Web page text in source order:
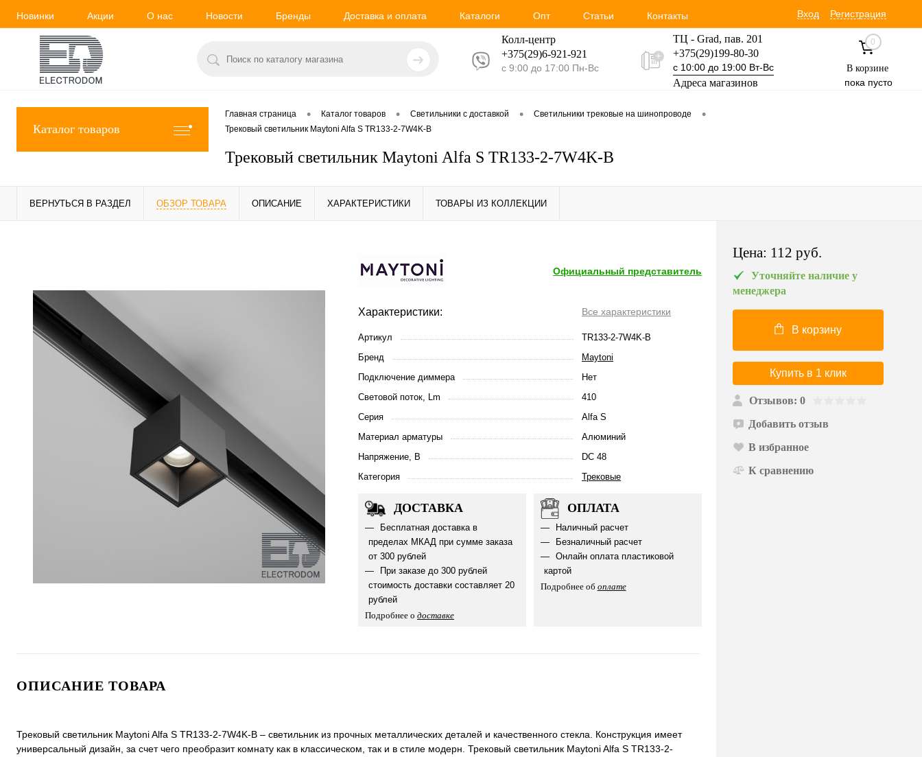
Новинки Акции О нас Новости Бренды Доставка и оплата Каталоги Опт Статьи Контакты Вход Регистрация
Колл-центр
+375(29)6-921-921
с 9:00 до 17:00 Пн-Вс
ТЦ - Grad, пав. 201
+375(29)199-80-30
с 10:00 до 19:00 Вт-Вс
Адреса магазинов
+375(29)354-30-60
0
В корзине
пока пусто
Каталог товаров
Главная страница • Каталог товаров • Светильники с доставкой • Светильники трековые на шинопроводе •
Трековый светильник Maytoni Alfa S TR133-2-7W4K-B
Трековый светильник Maytoni Alfa S TR133-2-7W4K-B
ВЕРНУТЬСЯ В РАЗДЕЛ ОБЗОР ТОВАРА ОПИСАНИЕ ХАРАКТЕРИСТИКИ ТОВАРЫ ИЗ КОЛЛЕКЦИИ
Официальный представитель
Характеристики: Все характеристики
Артикул
TR133-2-7W4K-B
Бренд
Maytoni
Подключение диммера
Нет
Световой поток, Lm
410
Серия
Alfa S
Материал арматуры
Алюминий
Напряжение, В
DC 48
Категория
Трековые
ДОСТАВКА
Бесплатная доставка в
пределах МКАД при сумме заказа
от 300 рублей
При заказе до 300 рублей
стоимость доставки составляет 20
рублей
Подробнее о доставке
ОПЛАТА
Наличный расчет
Безналичный расчет
Онлайн оплата пластиковой
картой
Подробнее об оплате
ОПИСАНИЕ ТОВАРА
Трековый светильник Maytoni Alfa S TR133-2-7W4K-B – светильник из прочных металлических деталей и качественного стекла. Конструкция имеет
универсальный дизайн, за счет чего преобразит комнату как в классическом, так и в стиле модерн. Трековый светильник Maytoni Alfa S TR133-2-
Цена: 112 pуб.
Уточняйте наличие у
менеджера
В корзину
Купить в 1 клик
Отзывов: 0
Добавить отзыв
В избранное
К сравнению